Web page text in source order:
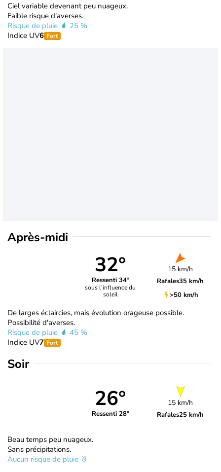
Ciel variable devenant peu nuageux.
Faible risque d'averses.
Risque de pluie
25 %
Indice UV6 Fort
Après-midi
32°
Ressenti 34°
sous l’influence du
soleil
15 km/h
Rafales35 km/h
>50 km/h
De larges éclaircies, mais évolution orageuse possible.
Possibilité d'averses.
Risque de pluie
45 %
Indice UV7 Fort
Soir
26°
Ressenti 28°
15 km/h
Rafales25 km/h
Beau temps peu nuageux.
Sans précipitations.
Aucun risque de pluie